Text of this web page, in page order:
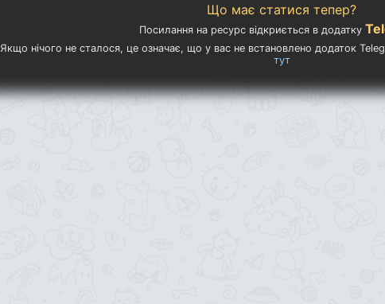
Що має статися тепер?
Посилання на ресурс відкриється в додатку
Якщо нічого не сталося, це означає, що у вас не встановлено додаток
тут